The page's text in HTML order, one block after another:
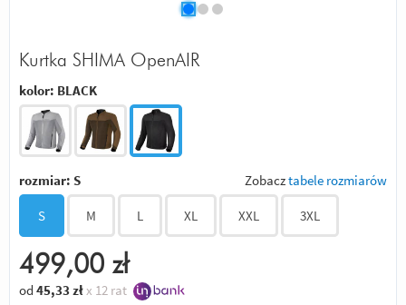
Kurtka SHIMA OpenAIR
kolor: BLACK
rozmiar: S Zobacztabele rozmiarów
S M L XL XXL 3XL
499,00 zł
od 45,33 zł x 12 rat